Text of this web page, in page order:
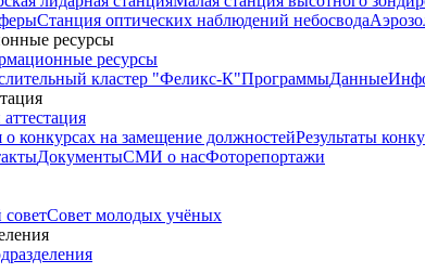
Станция оптических наблюдений небосвода
ресурсы
ресурсы
кластер "Феликс-К"ПрограммыДанные
конкурсах на замещение должностейРезультаты
ДокументыСМИ о насФоторепортажи
Совет молодых учёных